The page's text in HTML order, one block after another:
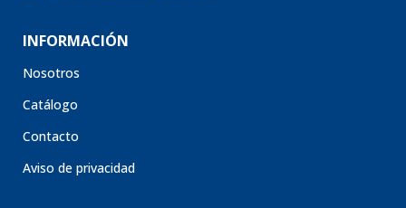
INFORMACIÓN
Nosotros
Catálogo
Contacto
Aviso de privacidad